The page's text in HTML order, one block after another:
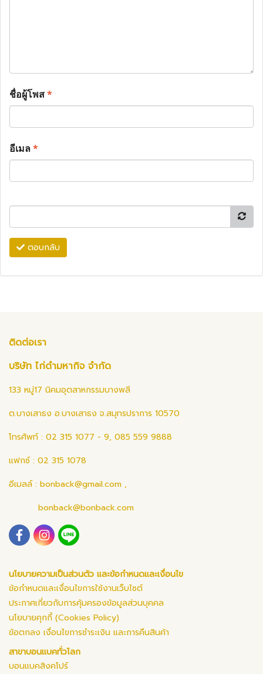
ชื่อผู้โพส*
อีเมล*
ตอบกลับ
ติดต่อเรา
บริษัท ไก่ดำมหากิจ จำกัด
133 หมู่17 นิคมอุตสาหกรรมบางพลี
ต.บางเสาธง อ.บางเสาธง จ.สมุทรปราการ 10570
โทรศัพท์ : 02 315 1077 - 9, 085 559 9888
แฟกซ์ : 02 315 1078
อีเมลล์ : bonback@gmail.com ,
bonback@bonback.com
นโยบายความเป็นส่วนตัว และข้อกำหนดและเงื่อนไข
ข้อกำหนดและเงื่อนไขการใช้งานเว็บไซต์
ประกาศเกี่ยวกับการคุ้มครองข้อมูลส่วนบุคคล
นโยบายคุกกี้ (Cookies Policy)
ข้อตกลง เงื่อนไขการชำระเงิน และการคืนสินค้า
สาขาบอนแบคทั่วโลก
บอนแบคสิงคโปร์